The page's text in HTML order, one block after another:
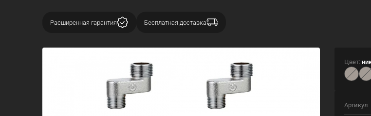
Расширенная гарантия Бесплатная доставка
Цвет:
Артикул